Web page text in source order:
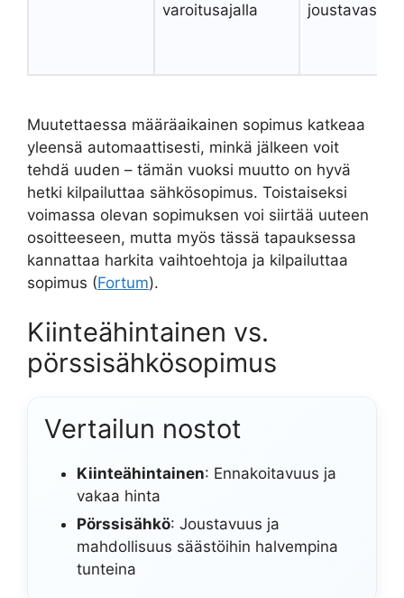
varoitusajalla
joustavasti
Muutettaessa määräaikainen sopimus katkeaa
yleensä automaattisesti, minkä jälkeen voit
tehdä uuden – tämän vuoksi muutto on hyvä
hetki kilpailuttaa sähkösopimus. Toistaiseksi
voimassa olevan sopimuksen voi siirtää uuteen
osoitteeseen, mutta myös tässä tapauksessa
kannattaa harkita vaihtoehtoja ja kilpailuttaa
sopimus (Fortum).
Kiinteähintainen vs.
pörssisähkösopimus
Vertailun nostot
Kiinteähintainen: Ennakoitavuus ja
vakaa hinta
Pörssisähkö: Joustavuus ja
mahdollisuus säästöihin halvempina
tunteina